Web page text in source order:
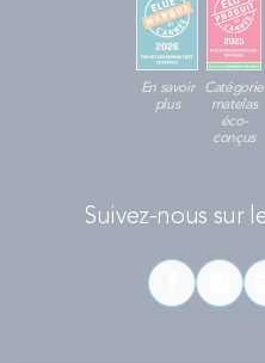
En savoir
plus
Catégorie
matelas
éco-
conçus
Suivez-nous sur